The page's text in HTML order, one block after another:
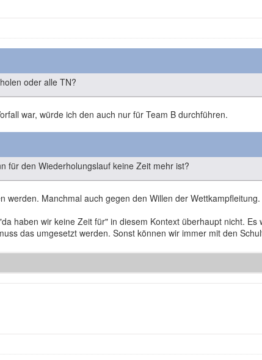
oder alle TN?
war, würde ich den auch nur für Team B durchführen.
für den Wiederholungslauf keine Zeit mehr ist?
werden. Manchmal auch gegen den Willen der Wettkampfleitung.
haben wir keine Zeit für" in diesem Kontext überhaupt nicht.
das umgesetzt werden. Sonst können wir immer mit den